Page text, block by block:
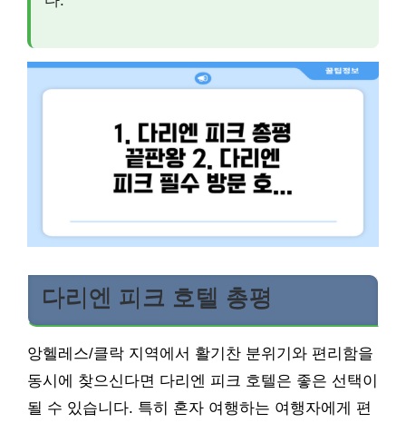
다리엔 피크 호텔 총평
앙헬레스/클락 지역에서 활기찬 분위기와 편리함을
동시에 찾으신다면 다리엔 피크 호텔은 좋은 선택이
될 수 있습니다. 특히 혼자 여행하는 여행자에게 편